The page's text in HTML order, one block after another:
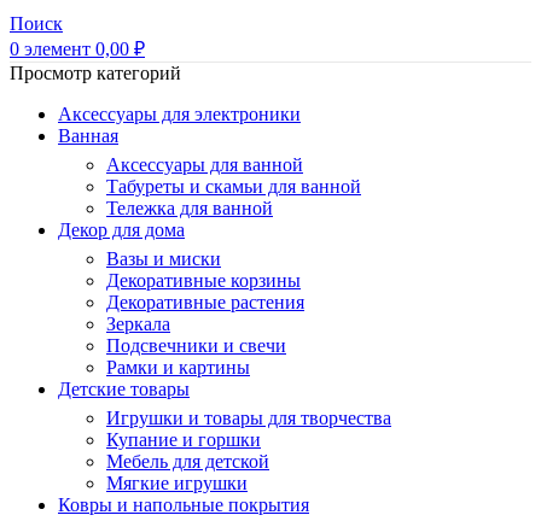
Поиск
0 элемент 0,00 ₽
Просмотр категорий
Аксессуары для электроники
Ванная
Аксессуары для ванной
Табуреты и скамьи для ванной
Тележка для ванной
Декор для дома
Вазы и миски
Декоративные корзины
Декоративные растения
Зеркала
Подсвечники и свечи
Рамки и картины
Детские товары
Игрушки и товары для творчества
Купание и горшки
Мебель для детской
Мягкие игрушки
Ковры и напольные покрытия